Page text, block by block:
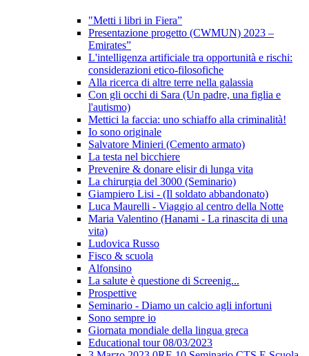
"Metti i libri in Fiera”
Presentazione progetto (CWMUN) 2023 –
Emirates”
L'intelligenza artificiale tra opportunità e rischi:
considerazioni etico-filosofiche
Alla ricerca di altre terre nella galassia
Con gli occhi di Sara (Un padre, una figlia e
l'autismo)
Mettici la faccia: uno schiaffo alla criminalità!
Io sono originale
Salvatore Minieri (Cemento armato)
La testa nel bicchiere
Prevenire & donare elisir di lunga vita
La chirurgia del 3000 (Seminario)
Giampiero Lisi - (Il soldato abbandonato)
Luca Maurelli - Viaggio al centro della Notte
Maria Valentino (Hanami - La rinascita di una
vita)
Ludovica Russo
Fisco & scuola
Alfonsino
La salute è questione di Screenig...
Prospettive
Seminario - Diamo un calcio agli infortuni
Sono sempre io
Giornata mondiale della lingua greca
Educational tour 08/03/2023